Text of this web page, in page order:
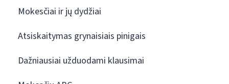
Mokesčiai ir jų dydžiai
Atsiskaitymas grynaisiais pinigais
Dažniausiai užduodami klausimai